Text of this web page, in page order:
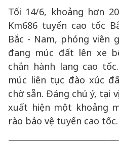
Tối 14/6, khoảng hơn
Km686 tuyến cao tốc
Bắc - Nam, phóng viên
đang múc đất lên xe
chắn hành lang cao
múc liên tục đào xúc
chờ sẵn. Đáng chú ý, tại
xuất hiện một khoảng
rào bảo vệ tuyến cao tốc.